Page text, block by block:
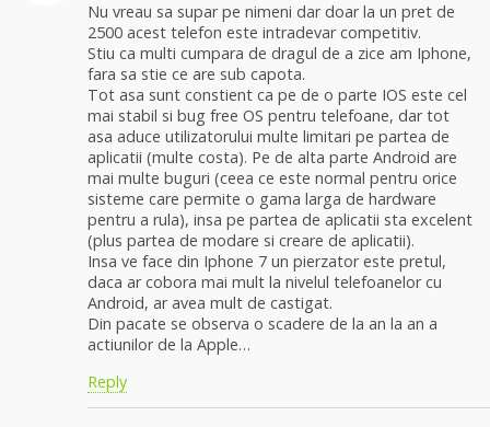
Nu vreau sa supar pe nimeni dar doar la un pret de
2500 acest telefon este intradevar competitiv.
Stiu ca multi cumpara de dragul de a zice am Iphone,
fara sa stie ce are sub capota.
Tot asa sunt constient ca pe de o parte IOS este cel
mai stabil si bug free OS pentru telefoane, dar tot
asa aduce utilizatorului multe limitari pe partea de
aplicatii (multe costa). Pe de alta parte Android are
mai multe buguri (ceea ce este normal pentru orice
sisteme care permite o gama larga de hardware
pentru a rula), insa pe partea de aplicatii sta excelent
(plus partea de modare si creare de aplicatii).
Insa ve face din Iphone 7 un pierzator este pretul,
daca ar cobora mai mult la nivelul telefoanelor cu
Android, ar avea mult de castigat.
Din pacate se observa o scadere de la an la an a
actiunilor de la Apple…
Reply